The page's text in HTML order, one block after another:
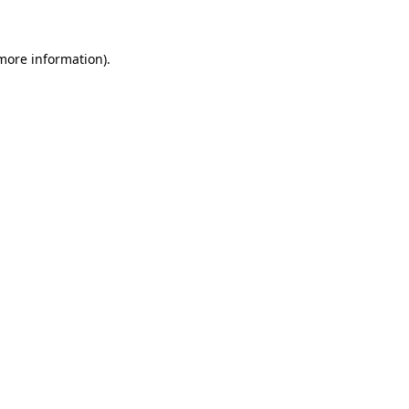
information).